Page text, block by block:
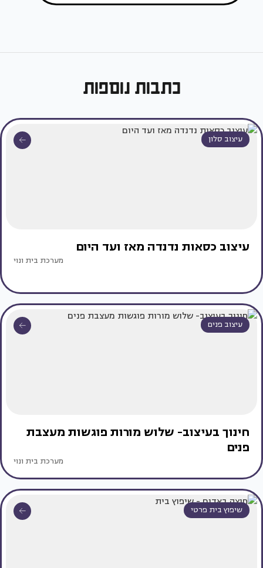
כתבות נוספות
עיצוב סלון
עיצוב כסאות נדנדה מאז ועד היום
מערכת בית ונוי
עיצוב פנים
חינוך בעיצוב- שלוש מורות פוגשות מעצבת
פנים
מערכת בית ונוי
שיפוץ בית פרטי